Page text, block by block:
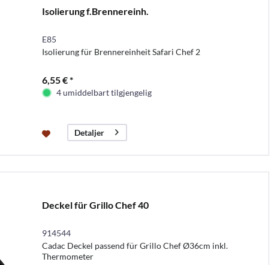
Isolierung f.Brennereinh.
E85
Isolierung für Brennereinheit Safari Chef 2
6,55 € *
4 umiddelbart tilgjengelig
Detaljer
Deckel für Grillo Chef 40
914544
Cadac Deckel passend für Grillo Chef Ø36cm inkl.
Thermometer